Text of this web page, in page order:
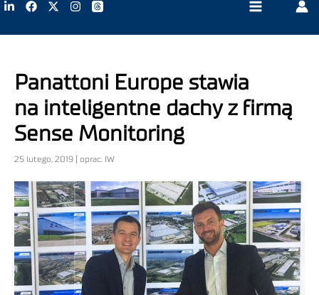
Panattoni Europe stawia
na inteligentne dachy z firmą
Sense Monitoring
25 lutego, 2019 | oprac. IW